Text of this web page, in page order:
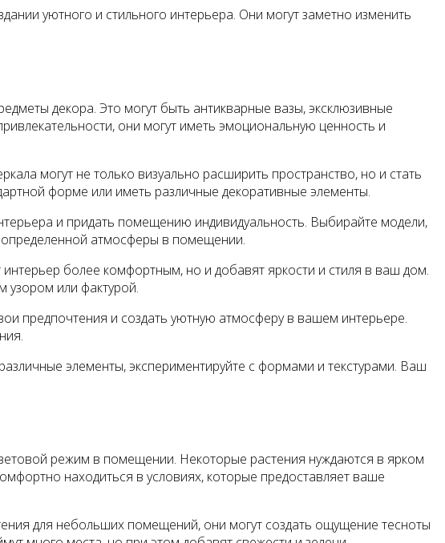
уютного и стильного интерьера. Они могут заметно изменить
декора. Это могут быть антикварные вазы, эксклюзивные
они могут иметь эмоциональную ценность и
могут не только визуально расширить пространство, но и стать
форме или иметь различные декоративные элементы.
и придать помещению индивидуальность. Выбирайте модели,
определенной атмосферы в помещении.
более комфортным, но и добавят яркости и стиля в ваш дом.
узором или фактурой.
предпочтения и создать уютную атмосферу в вашем интерьере.
элементы, экспериментируйте с формами и текстурами. Ваш
режим в помещении. Некоторые растения нуждаются в ярком
находиться в условиях, которые предоставляет ваше
для небольших помещений, они могут создать ощущение тесноты